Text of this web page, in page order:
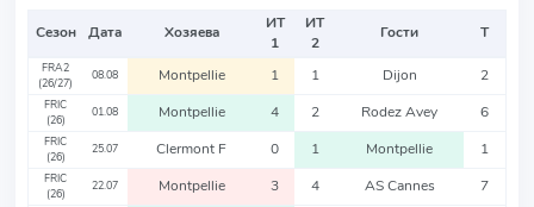
Сезон Дата Хозяева
ИТ
1
ИТ
2
Гости Т
FRA2
(26/27)
08.08 Montpellie 1 1 Dijon 2
FRIC
(26)
01.08 Montpellie 4 2 Rodez Avey 6
FRIC
(26)
25.07 Clermont F 0 1 Montpellie 1
FRIC
(26)
22.07 Montpellie 3 4 AS Cannes 7